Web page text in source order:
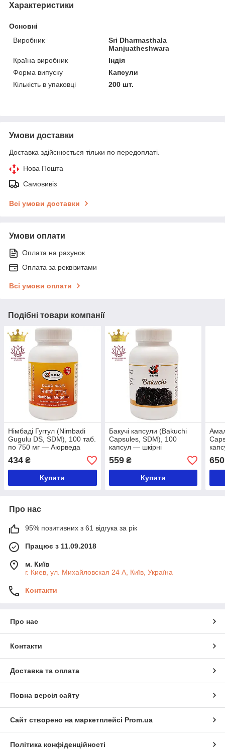
Характеристики
Основні
Виробник
Sri Dharmasthala
Manjuatheshwara
Країна виробник
Індія
Форма випуску
Капсули
Кількість в упаковці
200 шт.
Умови доставки
Доставка здійснюється тільки по передоплаті.
Нова Пошта
Самовивіз
Всі умови доставки
Умови оплати
Оплата на рахунок
Оплата за реквізитами
Всі умови оплати
Подібні товари компанії
Німбаді Гуггул (Nimbadi
Gugulu DS, SDM), 100 таб.
по 750 мг — Аюрведа
Преміум'якості
434 ₴
Купити
Бакучі капсули (Bakuchi
Capsules, SDM), 100
капсул — шкірні
проблеми, Преміум
Аюрведа
559₴
Купити
650
Про нас
95% позитивних з 61 відгука за рік
Працює з 11.09.2018
м. Київ
г. Киев, ул. Михайловская 24 А, Київ, Україна
Контакти
Про нас
Контакти
Доставка та оплата
Повна версія сайту
Сайт створено на маркетплейсі Prom.ua
Політика конфіденційності